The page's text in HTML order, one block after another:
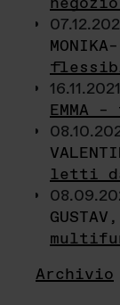
letti
Archivio